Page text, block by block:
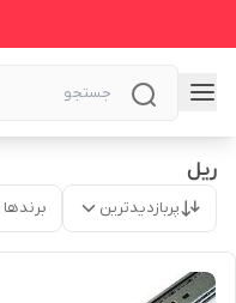
ریل
پربازدیدترین برندها